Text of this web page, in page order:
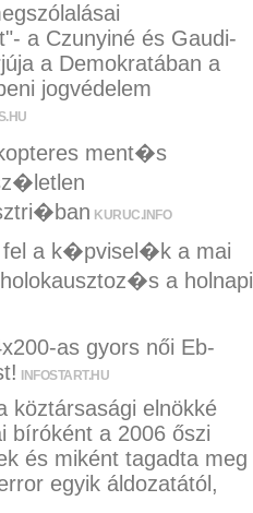
a Czunyiné és Gaudi-
a Demokratában a
jogvédelem
ment�s
KURUC.INFO
a k�pvisel�k a mai
a holnapi
as gyors női Eb-
INFOSTART.HU
köztársasági elnökké
bíróként a 2006 őszi
és miként tagadta meg
egyik áldozatától,